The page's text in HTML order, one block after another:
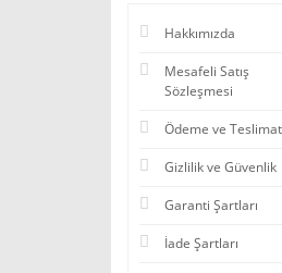
Hakkımızda
Mesafeli Satış
Sözleşmesi
Ödeme ve Teslimat
Gizlilik ve Güvenlik
Garanti Şartları
İade Şartları